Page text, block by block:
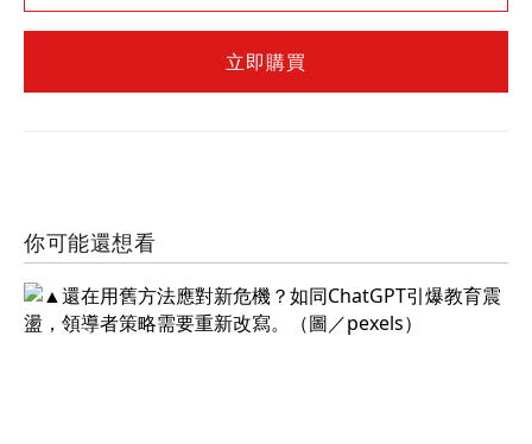
立即購買
你可能還想看